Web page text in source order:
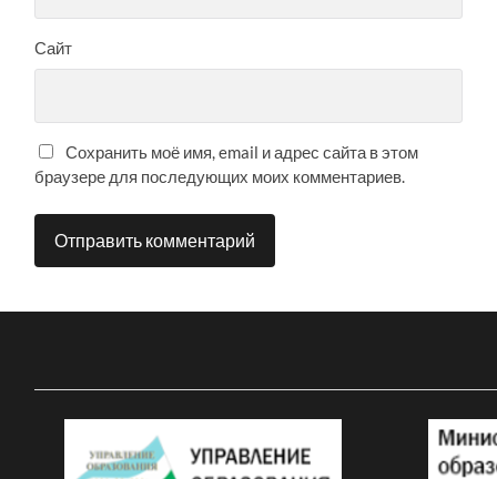
Сайт
Сохранить моё имя, email и адрес сайта в этом
браузере для последующих моих комментариев.